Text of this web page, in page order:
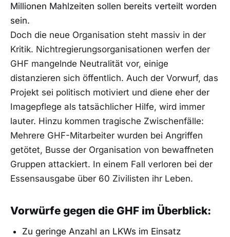
Millionen Mahlzeiten sollen bereits verteilt worden
sein.
Doch die neue Organisation steht massiv in der
Kritik. Nichtregierungsorganisationen werfen der
GHF mangelnde Neutralität vor, einige
distanzieren sich öffentlich. Auch der Vorwurf, das
Projekt sei politisch motiviert und diene eher der
Imagepflege als tatsächlicher Hilfe, wird immer
lauter. Hinzu kommen tragische Zwischenfälle:
Mehrere GHF-Mitarbeiter wurden bei Angriffen
getötet, Busse der Organisation von bewaffneten
Gruppen attackiert. In einem Fall verloren bei der
Essensausgabe über 60 Zivilisten ihr Leben.
Vorwürfe gegen die GHF im Überblick:
Zu geringe Anzahl an LKWs im Einsatz